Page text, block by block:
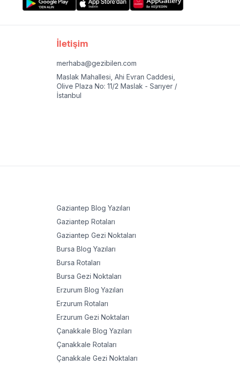
İletişim
merhaba@gezibilen.com
Maslak Mahallesi, Ahi Evran Caddesi,
Olive Plaza No: 11/2 Maslak - Sarıyer /
İstanbul
Gaziantep Blog Yazıları
Gaziantep Rotaları
Gaziantep Gezi Noktaları
Bursa Blog Yazıları
Bursa Rotaları
Bursa Gezi Noktaları
Erzurum Blog Yazıları
Erzurum Rotaları
Erzurum Gezi Noktaları
Çanakkale Blog Yazıları
Çanakkale Rotaları
Çanakkale Gezi Noktaları